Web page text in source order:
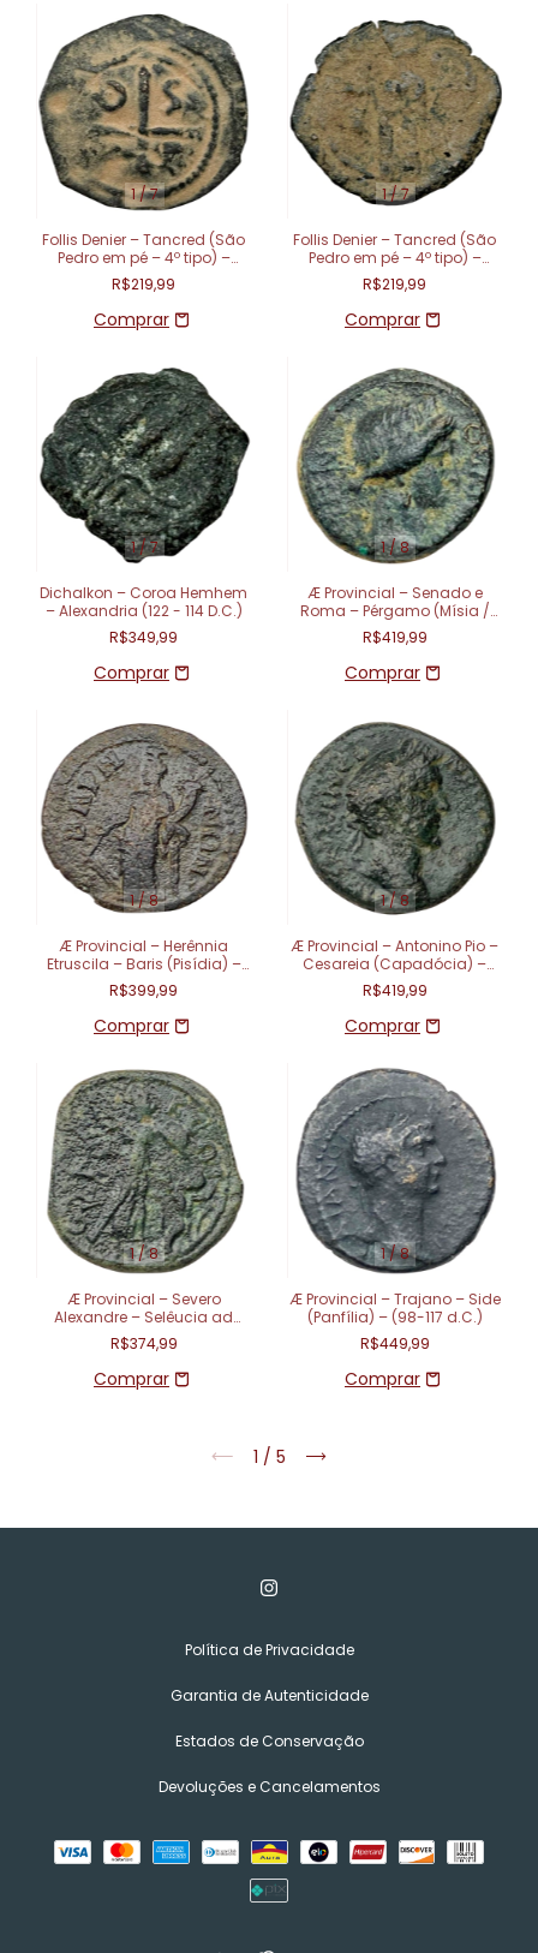
1/7
Follis Denier – Tancred (São
Pedro em pé – 4º tipo) –
Principado de Antioquia (1101
- 1112)
R$219,99
1/7
Follis Denier – Tancred (São
Pedro em pé – 4º tipo) –
Principado de Antioquia (1101
- 1112)
R$219,99
1/7
Dichalkon – Coroa Hemhem
– Alexandria (122 - 114 D.C.)
R$349,99
1/8
Æ Provincial – Senado e
Roma – Pérgamo (Mísia /
Ásia) – (40-60 d.C.)
R$419,99
1/8
Æ Provincial – Herênnia
Etruscila – Baris (Pisídia) –
(249-251 d.C.)
R$399,99
1/8
Æ Provincial – Antonino Pio –
Cesareia (Capadócia) –
Ano 22 – (138-161 d.C.)
R$419,99
1/8
Æ Provincial – Severo
Alexandre – Selêucia ad
Calycadnum (Cilícia) –
(222-235 d.C.)
R$374,99
1/8
Æ Provincial – Trajano – Side
(Panfília) – (98-117 d.C.)
R$449,99
1 / 5
Política de Privacidade
Garantia de Autenticidade
Estados de Conservação
Devoluções e Cancelamentos